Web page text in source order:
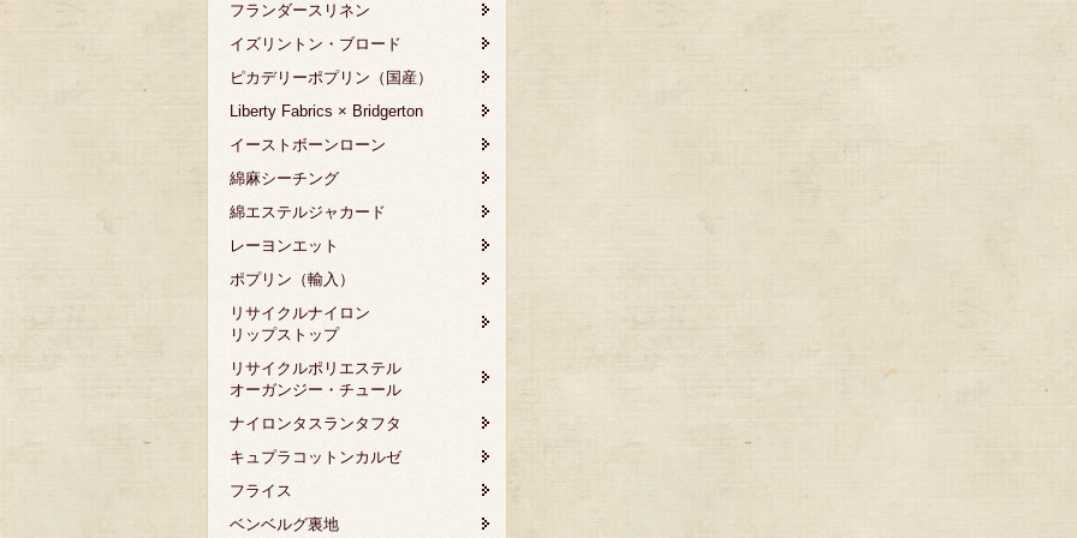
フランダースリネン
イズリントン・ブロード
ピカデリーポプリン（国産）
Liberty Fabrics × Bridgerton
イーストボーンローン
綿麻シーチング
綿エステルジャカード
レーヨンエット
ポプリン（輸入）
リサイクルナイロン
リップストップ
リサイクルポリエステル
オーガンジー・チュール
ナイロンタスランタフタ
キュプラコットンカルゼ
フライス
ベンベルグ裏地